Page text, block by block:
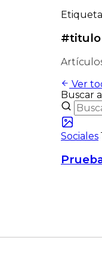
Etiqueta
#titulo
Ver
Buscar
Sociales